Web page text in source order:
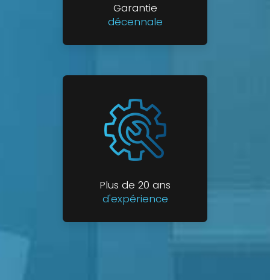
Garantie
décennale
Plus de 20 ans
d'expérience